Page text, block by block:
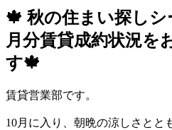
🍁 秋の住まい探し
月分賃貸成約状況を
す🍁
賃貸営業部です。
10月に入り、朝晩の涼しさとと